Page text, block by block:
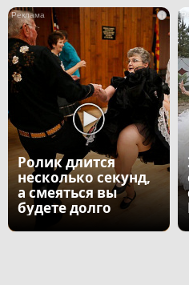
i
Ролик длится
несколько секунд,
а смеяться вы
будете долго